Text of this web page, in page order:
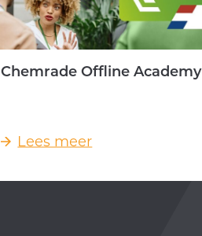
Chemrade Offline Academy
Lees meer